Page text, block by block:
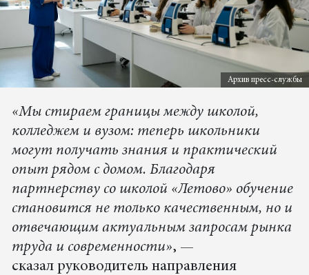
Архив пресс-службы
«Мы стираем границы между школой,
колледжем и вузом: теперь школьники
могут получать знания и практический
опыт рядом с домом. Благодаря
партнерству со школой «Летово» обучение
становится не только качественным, но и
отвечающим актуальным запросам рынка
труда и современности», —
сказал руководитель направления